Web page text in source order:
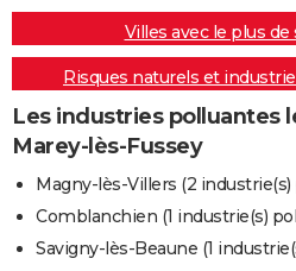
CARTE DE VOEUX
Carte de Noël
Carte Bonne année
Carte Saint-Valentin
Carte Pâques
Carte d'anniversaire
DICTIONNAIRE
Dictionnaire
Biographies
Citations
Expressions
Proverbes
PROGRAMME TV
COPAINS D'AVANT
S'inscrire
Se connecter
Lycées
Collèges
Primaires
Universités
Entreprises
Service militaire
Avis de recherche
Villes avec le plus
Risques naturels et
Les industries polluantes
Marey-lès-Fussey
Magny-lès-Villers (2 industrie(s)
Comblanchien (1 industrie(s)
Savigny-lès-Beaune (1